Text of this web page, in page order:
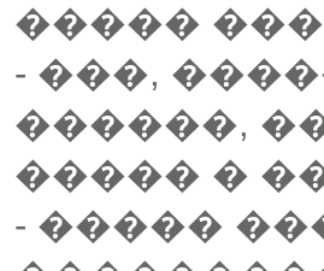
�����
- ���,
������,
����� �
- �����